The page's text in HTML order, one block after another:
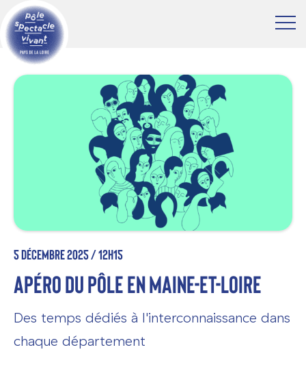
5 décembre 2025 /12h15
Apéro du Pôle en Maine-et-Loire
Des temps dédiés à l'interconnaissance dans
chaque département